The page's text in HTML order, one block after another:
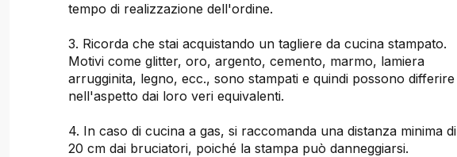
tempo di realizzazione dell'ordine.
3. Ricorda che stai acquistando un tagliere da cucina stampato.
Motivi come glitter, oro, argento, cemento, marmo, lamiera
arrugginita, legno, ecc., sono stampati e quindi possono differire
nell'aspetto dai loro veri equivalenti.
4. In caso di cucina a gas, si raccomanda una distanza minima di
20 cm dai bruciatori, poiché la stampa può danneggiarsi.